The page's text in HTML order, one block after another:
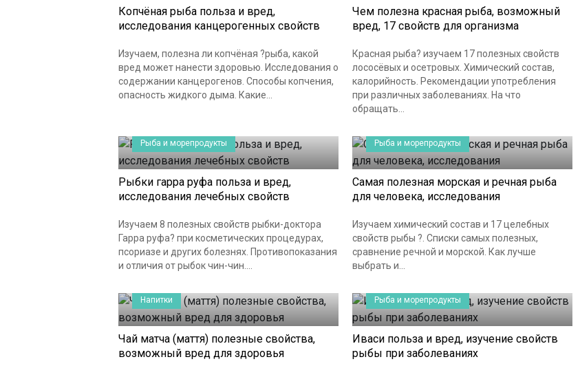
Копчёная рыба польза и вред,
исследования канцерогенных свойств
Изучаем, полезна ли копчёная ?рыба, какой
вред может нанести здоровью. Исследования о
содержании канцерогенов. Способы копчения,
опасность жидкого дыма. Какие...
Чем полезна красная рыба, возможный
вред, 17 свойств для организма
Красная рыба? изучаем 17 полезных свойств
лососёвых и осетровых. Химический состав,
калорийность. Рекомендации употребления
при различных заболеваниях. На что
обращать...
Рыба и морепродукты
Рыбки гарра руфа польза и вред,
исследования лечебных свойств
Изучаем 8 полезных свойств рыбки-доктора
Гарра руфа? при косметических процедурах,
псориазе и других болезнях. Противопоказания
и отличия от рыбок чин-чин....
Рыба и морепродукты
Самая полезная морская и речная рыба
для человека, исследования
Изучаем химический состав и 17 целебных
свойств рыбы ?. Списки самых полезных,
сравнение речной и морской. Как лучше
выбрать и...
Напитки
Чай матча (маття) полезные свойства,
возможный вред для здоровья
Рыба и морепродукты
Иваси польза и вред, изучение свойств
рыбы при заболеваниях